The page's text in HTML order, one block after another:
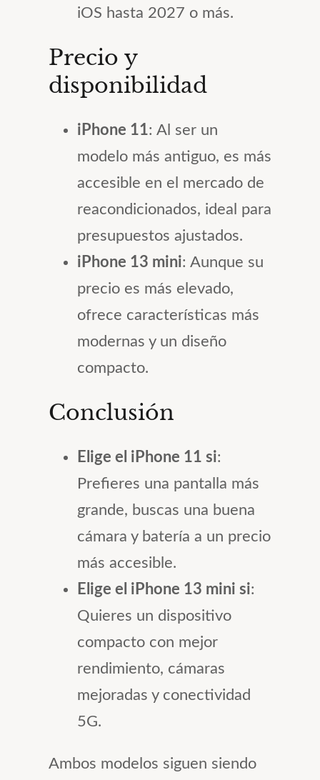
iOS hasta 2027 o más.
Precio y
disponibilidad
iPhone 11: Al ser un
modelo más antiguo, es más
accesible en el mercado de
reacondicionados, ideal para
presupuestos ajustados.
iPhone 13 mini: Aunque su
precio es más elevado,
ofrece características más
modernas y un diseño
compacto.
Conclusión
Elige el iPhone 11 si:
Prefieres una pantalla más
grande, buscas una buena
cámara y batería a un precio
más accesible.
Elige el iPhone 13 mini si:
Quieres un dispositivo
compacto con mejor
rendimiento, cámaras
mejoradas y conectividad
5G.
Ambos modelos siguen siendo